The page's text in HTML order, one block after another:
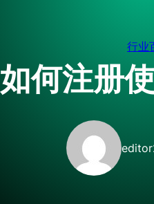
行业
如何注册